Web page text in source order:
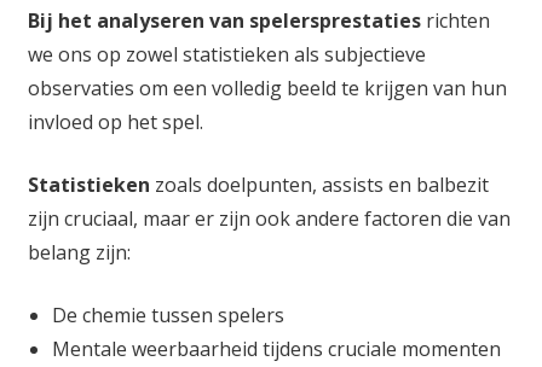
Bij het analyseren van spelersprestatiesrichten
we ons op zowel statistieken als subjectieve
observaties om een volledig beeld te krijgen van hun
invloed op het spel.
Statistieken zoals doelpunten, assists en balbezit
zijn cruciaal, maar er zijn ook andere factoren die van
belang zijn:
De chemie tussen spelers
Mentale weerbaarheid tijdens cruciale momenten